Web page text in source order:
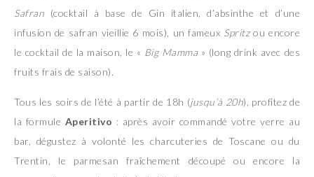
Safran (cocktail à base de Gin italien, d’absinthe et d’une
infusion de safran vieillie 6 mois), un fameux Spritzou encore
le cocktail de la maison, le « Big Mamma » (long drink avec des
fruits frais de saison).
Tous les soirs de l’été à partir de 18h (jusqu’à 20h), profitez de
la formule Aperitivo : après avoir commandé votre verre au
bar, dégustez à volonté les charcuteries de Toscane ou du
Trentin, le parmesan fraîchement découpé ou encore la